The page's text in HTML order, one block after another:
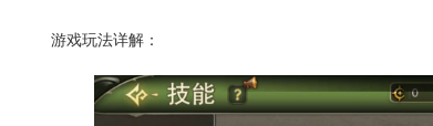
游戏玩法详解：